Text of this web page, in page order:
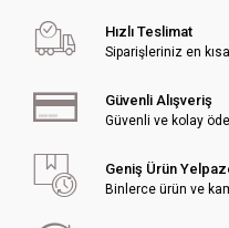
Hızlı Teslimat
Siparişleriniz en
Güvenli Alışveriş
Güvenli ve kolay
Geniş Ürün
Binlerce ürün ve